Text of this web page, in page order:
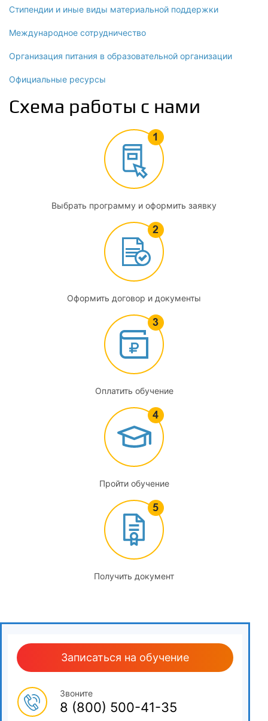
Стипендии и иные виды материальной поддержки
Международное сотрудничество
Организация питания в образовательной организации
Официальные ресурсы
Схема работы с нами
Выбрать программу и оформить заявку
Оформить договор и документы
Оплатить обучение
Пройти обучение
Получить документ
Записаться на обучение
Звоните
8 (800) 500-41-35